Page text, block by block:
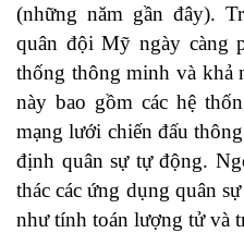
(những năm gần đây).
quân đội Mỹ ngày càng
thống thông minh và khả
này bao gồm các hệ
mạng lưới chiến đấu
định quân sự tự động.
thác các ứng dụng quân
như tính toán lượng tử và